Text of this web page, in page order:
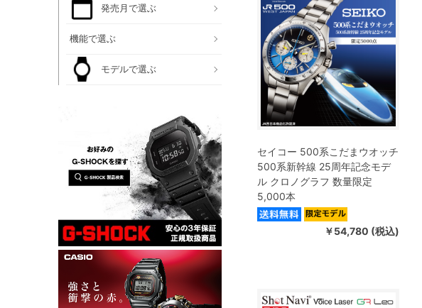
発売月で選ぶ
機能で選ぶ
モデルで選ぶ
セイコー 500系こだまウオッチ
500系新幹線 25周年記念モデ
ル クロノグラフ 数量限定
5,000本
￥54,780 (税込)